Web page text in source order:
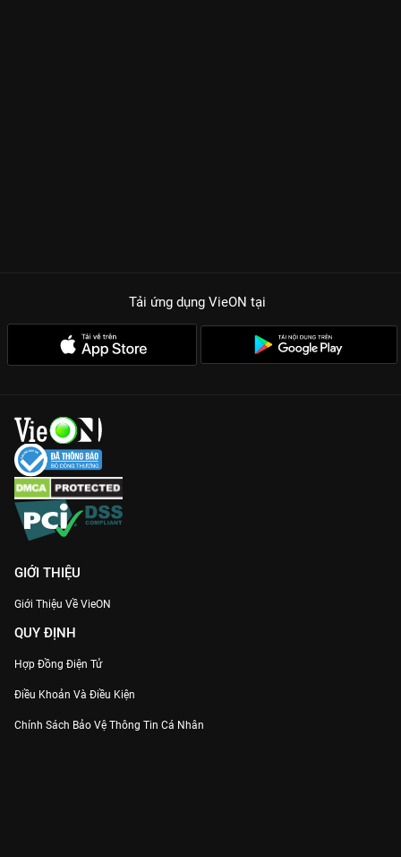
Tải ứng dụng VieON tại
GIỚI THIỆU
Giới Thiệu Về VieON
QUY ĐỊNH
Hợp Đồng Điện Tử
Điều Khoản Và Điều Kiện
Chính Sách Bảo Vệ Thông Tin Cá Nhân